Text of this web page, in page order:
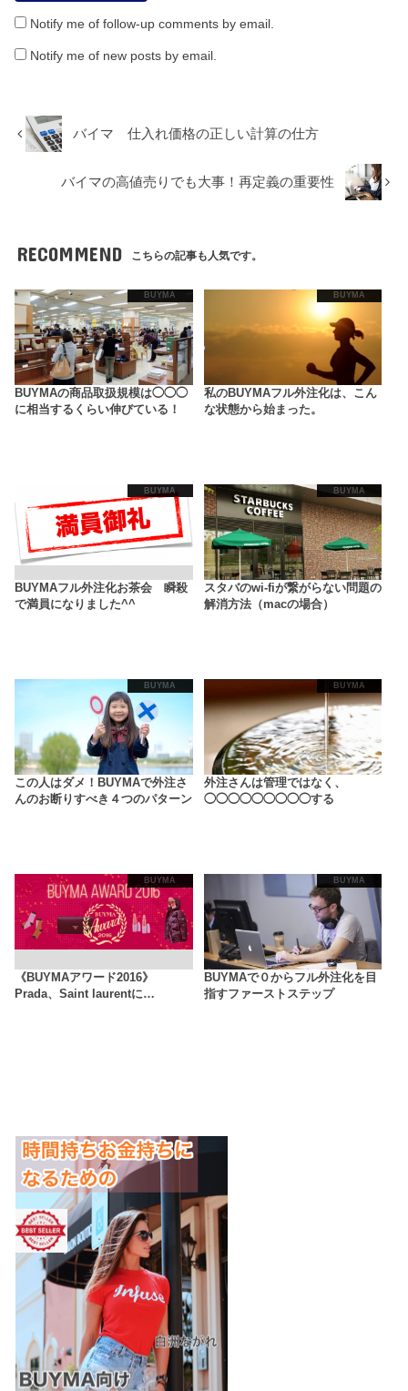
Notify me of follow-up comments by email.
Notify me of new posts by email.
バイマ 仕入れ価格の正しい計算の仕方
バイマの高値売りでも大事！再定義の重要性
RECOMMEND こちらの記事も人気です。
BUYMA
BUYMAの商品取扱規模は◯◯◯
に相当するくらい伸びている！
BUYMA
私のBUYMAフル外注化は、こん
な状態から始まった。
BUYMA
BUYMAフル外注化お茶会 瞬殺
で満員になりました^^
BUYMA
スタバのwi-fiが繋がらない問題の
解消方法（macの場合）
BUYMA
この人はダメ！BUYMAで外注さ
んのお断りすべき４つのパターン
BUYMA
外注さんは管理ではなく、
◯◯◯◯◯◯◯◯◯する
BUYMA
《BUYMAアワード2016》
Prada、Saint laurentに…
BUYMA
BUYMAで０からフル外注化を目
指すファーストステップ